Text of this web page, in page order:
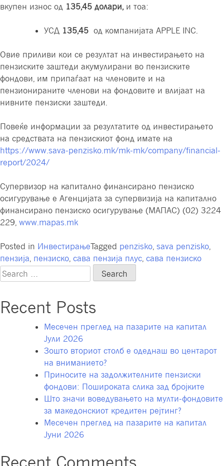
вкупен износ од 135,45 долари, и тоа:
УСД 135,45 од компанијата APPLE INC.
Овие приливи кои се резултат на инвестирањето на
пензиските заштеди акумулирани во пензиските
фондови, им припаѓаат на членовите и на
пензионираните членови на фондовите и влијаат на
нивните пензиски заштеди.
Повеќе информации за резултатите од инвестирањето
на средствата на пензискиот фонд имате на
https://www.sava-penzisko.mk/mk-mk/company/financial-
report/2024/
Супервизор на капитално финансирано пензиско
осигурување е Агенцијата за супервизија на капитално
финансирано пензиско осигурување (МАПАС) (02) 3224
229, www.mapas.mk
Posted in ИнвестирањеTagged penzisko, sava penzisko,
пензија, пензиско, сава пензија плус, сава пензиско
Search
for:
Recent Posts
Месечен преглед на пазарите на капитал
Јули 2026
Зошто вториот столб е одеднаш во центарот
на вниманието?
Приносите на задолжителните пензиски
фондови: Пошироката слика зад бројките
Што значи воведувањето на мулти-фондовите
за македонскиот кредитен рејтинг?
Месечен преглед на пазарите на капитал
Јуни 2026
Recent Comments